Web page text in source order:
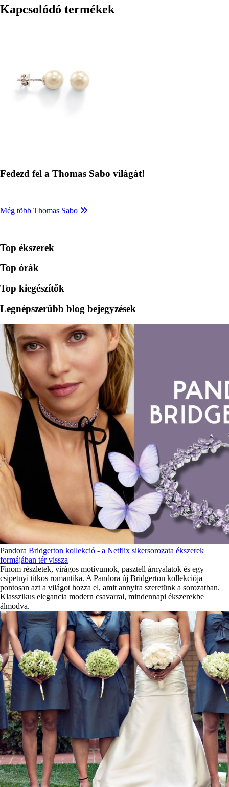
Kapcsolódó termékek
Fedezd fel a Thomas Sabo világát!
Még több Thomas Sabo
Top ékszerek
Top órák
Top kiegészítők
Legnépszerűbb blog bejegyzések
Pandora Bridgerton kollekció - a Netflix sikersorozata ékszerek
formájában tér vissza
Finom részletek, virágos motívumok, pasztell árnyalatok és egy
csipetnyi titkos romantika. A Pandora új Bridgerton kollekciója
pontosan azt a világot hozza el, amit annyira szeretünk a sorozatban.
Klasszikus elegancia modern csavarral, mindennapi ékszerekbe
álmodva.